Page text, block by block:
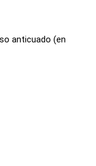
anticuado (en